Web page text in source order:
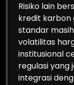
Risiko lain
kredit karbon
standar
volatilitas
institusional
regulasi yang
integrasi